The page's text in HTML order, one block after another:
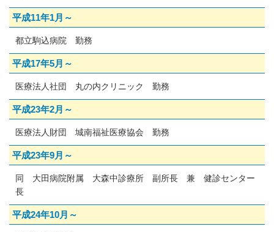
平成11年1月～
都立駒込病院 勤務
平成17年5月～
医療法人社団 丸の内クリニック 勤務
平成23年2月～
医療法人財団 城南福祉医療協会 勤務
平成23年9月～
同 大田病院附属 大森中診療所 副所長 兼 健診センター
長
平成24年10月～